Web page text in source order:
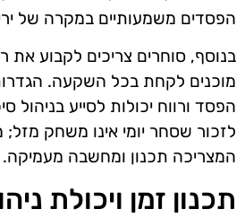
הפסדים משמעותיים במקרה של
בנוסף, סוחרים צריכים לקבוע את
מוכנים לקחת בכל השקעה.
הפסד ורווח יכולות לסייע בניהול
לזכור שסחר יומי אינו משחק מזל;
המצריכה תכנון ומחשבה מעמיקה.
תכנון זמן ויכולת